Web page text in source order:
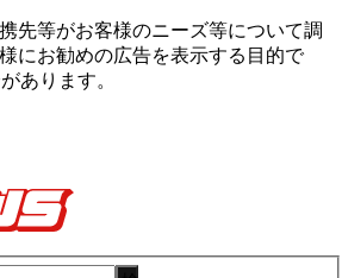
先等がお客様のニーズ等について調
にお勧めの広告を表⽰する⽬的で
あります。